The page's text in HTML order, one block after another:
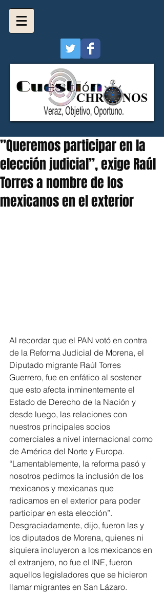
”Queremos participar en la
elección judicial”, exige Raúl
Torres a nombre de los
mexicanos en el exterior
Al recordar que el PAN votó en contra
de la Reforma Judicial de Morena, el
Diputado migrante Raúl Torres
Guerrero, fue en enfático al sostener
que esto afecta inminentemente el
Estado de Derecho de la Nación y
desde luego, las relaciones con
nuestros principales socios
comerciales a nivel internacional como
de América del Norte y Europa.
“Lamentablemente, la reforma pasó y
nosotros pedimos la inclusión de los
mexicanos y mexicanas que
radicamos en el exterior para poder
participar en esta elección”.
Desgraciadamente, dijo, fueron las y
los diputados de Morena, quienes ni
siquiera incluyeron a los mexicanos en
el extranjero, no fue el INE, fueron
aquellos legisladores que se hicieron
llamar migrantes en San Lázaro.